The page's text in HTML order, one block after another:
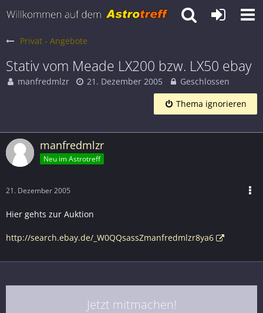
Privat - Angebote
Stativ vom Meade LX200 bzw. LX50 ebay
manfredmlzr 21. Dezember 2005
Geschlossen
Thema ignorieren
manfredmlzr
Neu im Astrotreff
21. Dezember 2005
Hier gehts zur Auktion
http://search.ebay.de/_W0QQsassZmanfredmlzr8ya6
Jetzt mitmachen!